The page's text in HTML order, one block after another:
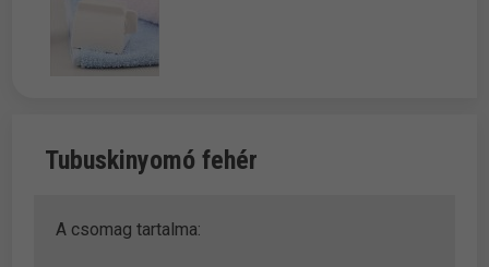
Tubuskinyomó fehér
A csomag tartalma: